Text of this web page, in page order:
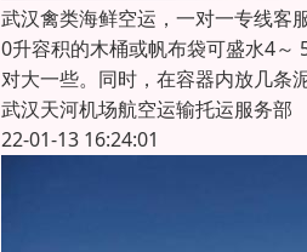
武汉禽类海鲜空运，一对一专线客
0升容积的木桶或帆布袋可盛水4～
对大一些。同时，在容器内放几条
武汉天河机场航空运输托运服务部
22-01-13 16:24:01